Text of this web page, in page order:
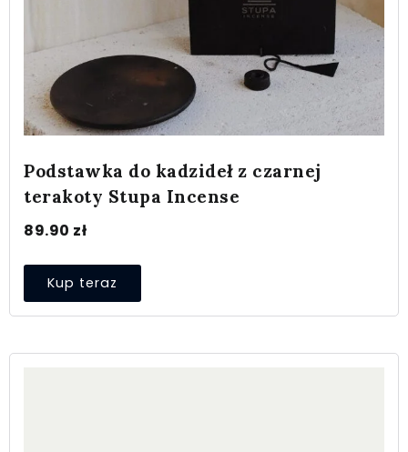
Podstawka do kadzideł z czarnej
terakoty Stupa Incense
89.90 zł
Kup teraz